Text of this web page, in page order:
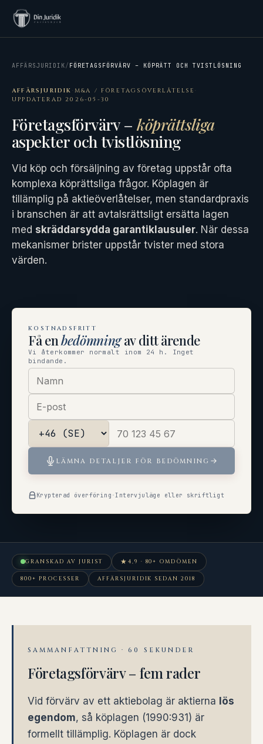
AFFÄRSJURIDIK/ FÖRETAGSFÖRVÄRV – KÖPRÄTT OCH TVISTLÖSNING
AFFÄRSJURIDIK · M&A / FÖRETAGSÖVERLÅTELSE ·
UPPDATERAD 2026-05-30
Företagsförvärv –köprättsliga
aspekter och tvistlösning
Vid köp och försäljning av företag uppstår ofta
komplexa köprättsliga frågor. Köplagen är
tillämplig på aktieöverlåtelser, men standardpraxis
i branschen är att avtalsrättsligt ersätta lagen
med skräddarsydda garantiklausuler. När dessa
mekanismer brister uppstår tvister med stora
värden.
KOSTNADSFRITT
Få enbedömningav ditt ärende
Vi återkommer normalt inom 24 h. Inget
bindande.
LÄMNA DETALJER FÖR BEDÖMNING
Krypterad överföring ·Intervjuläge eller skriftligt
GRANSKAD AV JURIST ★ 4,9 · 80+ OMDÖMEN
800+ PROCESSER AFFÄRSJURIDIK SEDAN 2018
SAMMANFATTNING · 60 SEKUNDER
Företagsförvärv – fem rader
Vid förvärv av ett aktiebolag är aktierna lös
egendom, så köplagen (1990:931) är
formellt tillämplig. Köplagen är dock